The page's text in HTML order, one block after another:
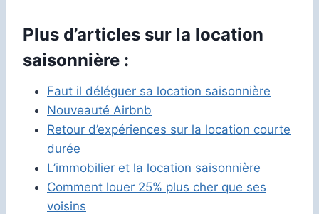
Plus d’articles sur la location
saisonnière :
Faut il déléguer sa location saisonnière
Nouveauté Airbnb
Retour d’expériences sur la location courte
durée
L’immobilier et la location saisonnière
Comment louer 25% plus cher que ses
voisins